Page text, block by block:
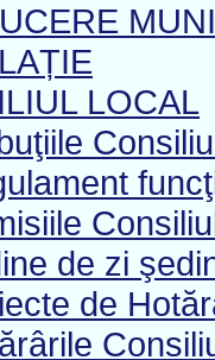
LOCAL
de zi
de